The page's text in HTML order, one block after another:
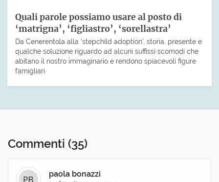
Quali parole possiamo usare al posto di
‘matrigna’, ‘figliastro’, ‘sorellastra’
Da Cenerentola alla ‘stepchild adoption’, storia, presente e
qualche soluzione riguardo ad alcuni suffissi scomodi che
abitano il nostro immaginario e rendono spiacevoli figure
famigliari
Commenti (35)
paola bonazzi